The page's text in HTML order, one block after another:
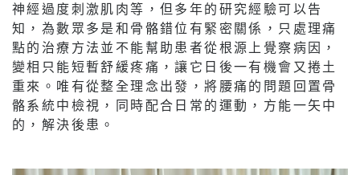
神經過度刺激肌肉等，但多年的研究經驗可以告
知，為數眾多是和骨骼錯位有緊密關係，只處理痛
點的治療方法並不能幫助患者從根源上覺察病因，
變相只能短暫舒緩疼痛，讓它日後一有機會又捲土
重來。唯有從整全理念出發，將腰痛的問題回置骨
骼系統中檢視，同時配合日常的運動，方能一矢中
的，解決後患。